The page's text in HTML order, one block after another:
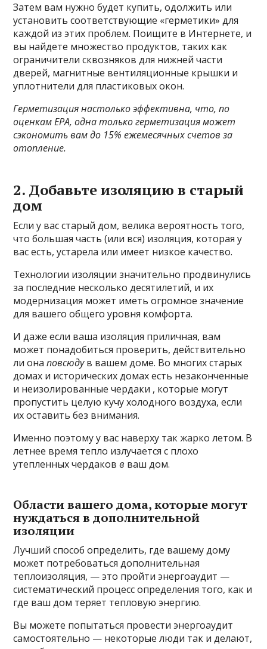
Затем вам нужно будет купить, одолжить или
установить соответствующие «герметики» для
каждой из этих проблем. Поищите в Интернете, и
вы найдете множество продуктов, таких как
ограничители сквозняков для нижней части
дверей, магнитные вентиляционные крышки и
уплотнители для пластиковых окон.
Герметизация настолько эффективна, что, по
оценкам EPA, одна только герметизация может
сэкономить вам до 15% ежемесячных счетов за
отопление.
2. Добавьте изоляцию в старый
дом
Если у вас старый дом, велика вероятность того,
что большая часть (или вся) изоляция, которая у
вас есть, устарела или имеет низкое качество.
Технологии изоляции значительно продвинулись
за последние несколько десятилетий, и их
модернизация может иметь огромное значение
для вашего общего уровня комфорта.
И даже если ваша изоляция приличная, вам
может понадобиться проверить, действительно
ли онаповсюдув вашем доме. Во многих старых
домах и исторических домах есть незаконченные
и неизолированные чердаки , которые могут
пропустить целую кучу холодного воздуха, если
их оставить без внимания.
Именно поэтому у вас наверху так жарко летом. В
летнее время тепло излучается с плохо
утепленных чердаковв ваш дом.
Области вашего дома, которые могут
нуждаться в дополнительной
изоляции
Лучший способ определить, где вашему дому
может потребоваться дополнительная
теплоизоляция, — это пройти энергоаудит —
систематический процесс определения того, как и
где ваш дом теряет тепловую энергию.
Вы можете попытаться провести энергоаудит
самостоятельно — некоторые люди так и делают,